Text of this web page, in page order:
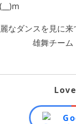
なダンスを見に来